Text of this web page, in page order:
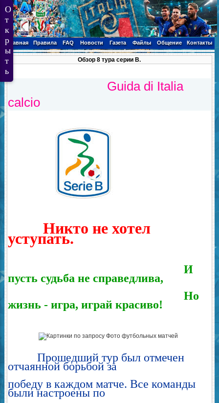
Главная Правила FAQ Новости Газета Файлы Общение Контакты
Обзор 8 тура серии В.
Guida di Italia
calcio
Никто не хотел
уступать.
И
пусть судьба не справедлива,
Но
жизнь - игра, играй красиво!
Прошедший тур был отмечен
отчаянной борьбой за
победу в каждом матче. Все команды
были настроены по